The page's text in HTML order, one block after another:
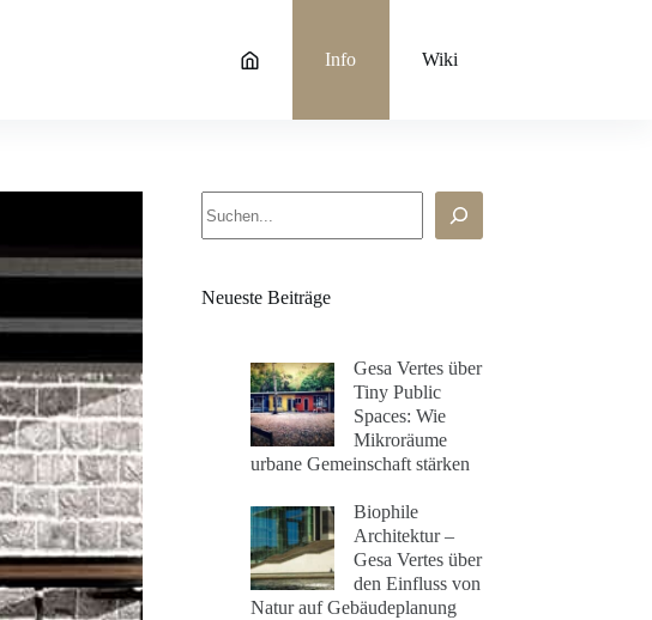
Info Wiki
Neueste Beiträge
Gesa Vertes über
Tiny Public
Spaces: Wie
Mikroräume
urbane Gemeinschaft stärken
Biophile
Architektur –
Gesa Vertes über
den Einfluss von
Natur auf Gebäudeplanung